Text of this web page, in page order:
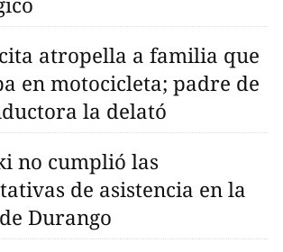
atropella a familia que
en motocicleta; padre de
la delató
no cumplió las
de asistencia en la
Durango